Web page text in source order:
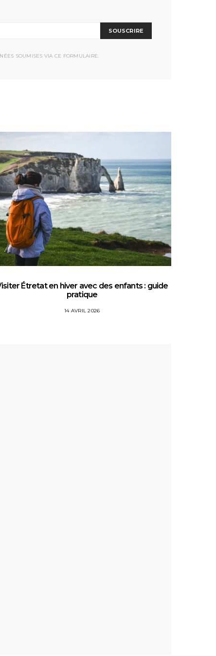
SOUSCRIRE
SOUMISES VIA CE FORMULAIRE.
Étretat en hiver avec des enfants : guide
pratique
14 AVRIL 2026